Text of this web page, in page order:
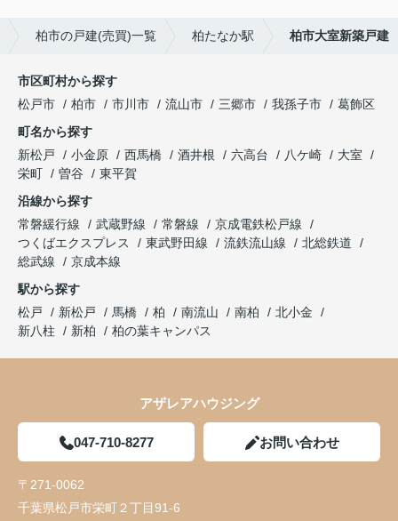
柏市の戸建(売買)一覧 柏たなか駅 柏市大室新築戸建
市区町村から探す
松戸市
柏市 市川市 流山市 三郷市 我孫子市
葛飾区
町名から探す
新松戸
小金原 西馬橋 酒井根 六高台 八ケ崎
大室
栄町
曽谷
東平賀
沿線から探す
常磐緩行線
武蔵野線 常磐線
京成電鉄松戸線
つくばエクスプレス
東武野田線 流鉄流山線
北総鉄道
総武線
京成本線
駅から探す
松戸
新松戸 馬橋 柏 南流山 南柏
北小金
新八柱
新柏 柏の葉キャンパス
アザレアハウジング
047-710-8277 お問い合わせ
〒271-0062
千葉県松戸市栄町２丁目91-6